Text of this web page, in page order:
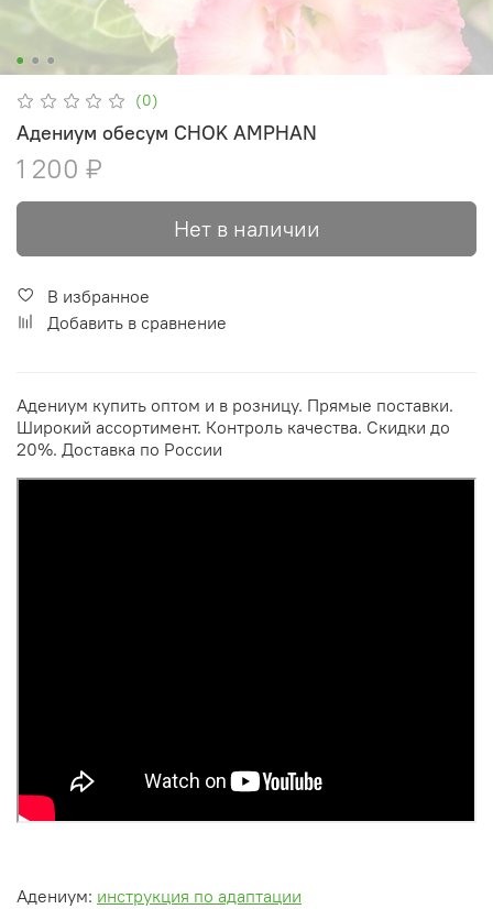
(0)
Адениум обесум CHOK AMPHAN
1 200 ₽
Нет в наличии
В избранное
Добавить в сравнение
Адениум купить оптом и в розницу. Прямые поставки.
Широкий ассортимент. Контроль качества. Скидки до
20%. Доставка по России
Адениум: инструкция по адаптации